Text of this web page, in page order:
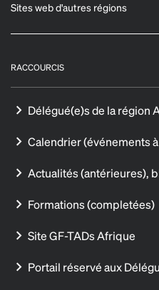
Sites web d'autres régions
RACCOURCIS
Délégué(e)s de la région
Calendrier (événements
Actualités (antérieures),
Formations (completées)
Site GF-TADs Afrique
Portail réservé aux